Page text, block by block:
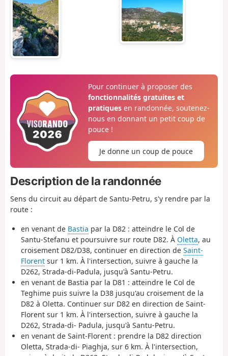
Pour continuer à proposer des
fonctionnalités gratuites et
pratiquesen randonnée, soutenez-
nous en donnant un petit coup de
pouce !
Je donne un coup de pouce
Description de la randonnée
Sens du circuit au départ de Santu-Petru, s'y rendre par la
route :
en venant de Bastia par la D82 : atteindre le Col de
Santu-Stefanu et poursuivre sur route D82. À Oletta, au
croisement D82/D38, continuer en direction de Saint-
Florent sur 1 km. À l'intersection, suivre à gauche la
D262, Strada-di-Padula, jusqu'à Santu-Petru.
en venant de Bastia par la D81 : atteindre le Col de
Teghime puis suivre la D38 jusqu'au croisement de la
D82 à Oletta. Continuer sur D82 en direction de Saint-
Florent sur 1 km. À l'intersection, suivre à gauche la
D262, Strada-di- Padula, jusqu'à Santu-Petru.
en venant de Saint-Florent : prendre la D82 direction
Oletta, Strada-di- Piaghja, sur 6 km. À l'intersection,